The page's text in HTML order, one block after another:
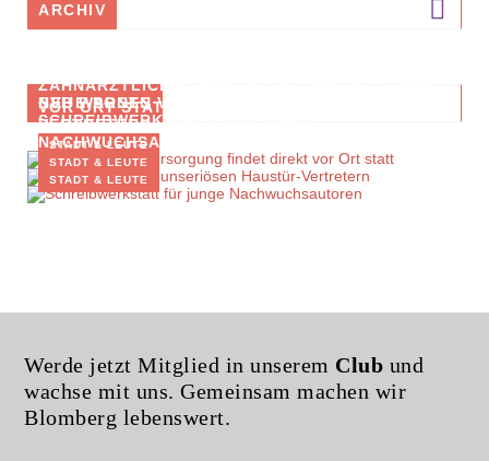
ARCHIV
NEUE POSTS
ZAHNÄRZTLICHE VERSORGUNG FINDET DIREKT
VOR ORT STATT
STADT & LEUTE
BVB WARNEN VOR UNSERIÖSEN HAUSTÜR-
VERTRETERN
STADT & LEUTE
SCHREIBWERKSTATT FÜR JUNGE
NACHWUCHSAUTOREN
STADT & LEUTE
Werde jetzt Mitglied in unserem Club und
wachse mit uns. Gemeinsam machen wir
Blomberg lebenswert.